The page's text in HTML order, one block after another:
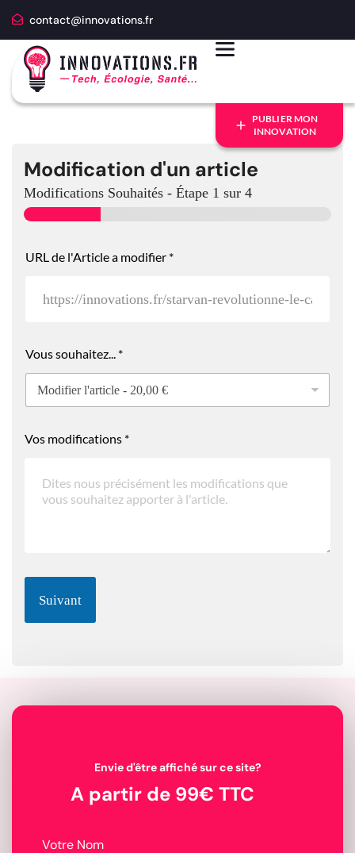
contact@innovations.fr
PUBLIER MON
INNOVATION
Modification d'un article
Modifications Souhaités - Étape 1 sur 4
URL de l'Article a modifier *
Vous souhaitez... *
Vos modifications *
Suivant
Envie d'être affiché sur ce site?
A partir de 99€ TTC